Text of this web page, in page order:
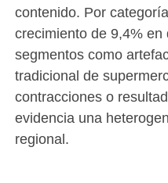
contenido. Por
crecimiento de 9,4%
segmentos como
tradicional de
contracciones o
evidencia una
regional.